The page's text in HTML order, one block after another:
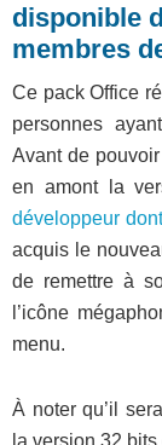
disponible
membres
Ce pack Office
personnes
Avant de
en amont la
développeur
acquis le
de remettre à
l’icône
menu.
À noter qu’il